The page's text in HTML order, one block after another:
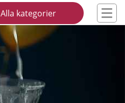
Alla kategorier